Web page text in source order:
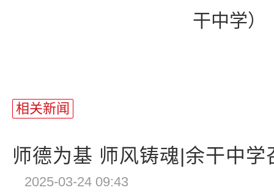
干中学）
相关新闻
师德为基 师风铸魂|余干中
2025-03-24 09:43